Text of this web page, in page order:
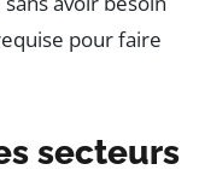
pour faire
secteurs